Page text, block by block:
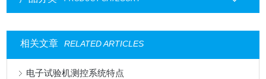
相关文章 RELATED ARTICLES
电子试验机测控系统特点